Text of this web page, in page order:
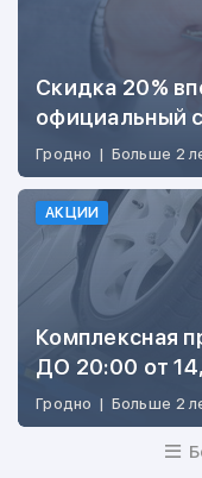
Скидка 20%
официальный
Гродно | Больше 2
АКЦИИ
Комплексная
ДО 20:00 от
Гродно | Больше 2